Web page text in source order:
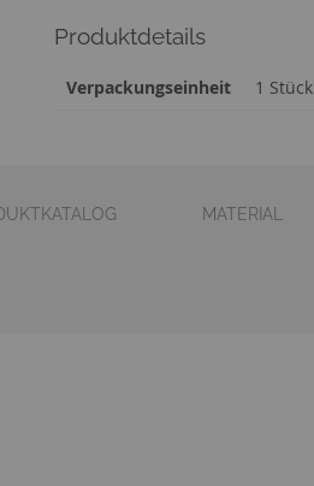
Produktdetails
Zusatzinformation
Verpackungseinheit 1 Stück
MATERIAL